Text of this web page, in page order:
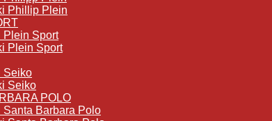
Phillip Plein
Plein Sport
Plein Sport
Seiko
Seiko
POLO
Santa Barbara Polo